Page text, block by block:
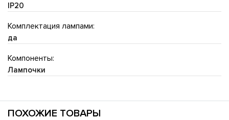
IP20
Комплектация лампами:
да
Компоненты:
Лампочки
ПОХОЖИЕ ТОВАРЫ